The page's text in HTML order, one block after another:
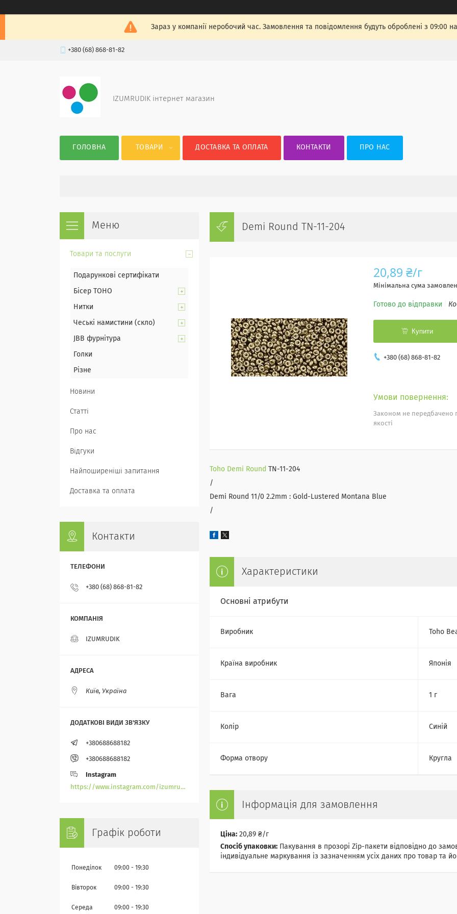
Зараз у компанії неробочий час. Замовлення та повідомлення будуть оброблені з 09:00
+380 (68) 868-81-82
IZUMRUDIK інтернет магазин
ГОЛОВНА ТОВАРИ ДОСТАВКА ТА ОПЛАТА КОНТАКТИ ПРО НАС
Demi Round TN-11-204
20,89 ₴/г
Мінімальна сума
Готово до відправки
Купити
+380 (68) 868-81-82
Законом не передбачено
якості
Toho Demi Round
TN-11-204
/
Demi Round 11/0 2.2mm : Gold-Lustered Montana Blue
/
Характеристики
Основні атрибути
Виробник Toho
Країна виробник Японія
Вага 1 г
Колір Синій
Форма отвору Кругла
Інформація для замовлення
Ціна: 20,89 ₴/г
Спосіб упаковки: Пакування в прозорі Zip-пакети відповідно до
індивідуальне маркування із зазначенням усіх даних про товар та
Товари та послуги
Подарункові сертифікати
Бісер TOHO
Нитки
Чеські намистини (скло)
JBB фурнітура
Голки
Різне
Новини
Статті
Про нас
Відгуки
Найпоширеніші запитання
Доставка та оплата
Контакти
+380 (68) 868-81-82
IZUMRUDIK
Київ, Україна
+380688688182
+380688688182
Instagram
https://www.instagram.com/izumrudik_toho_store/
Графік роботи
Понеділок 09:00 19:30
Вівторок 09:00 19:30
Середа 09:00 19:30